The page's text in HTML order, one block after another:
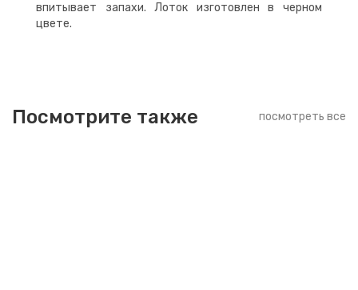
впитывает запахи. Лоток изготовлен в черном
цвете.
Посмотрите также посмотреть все